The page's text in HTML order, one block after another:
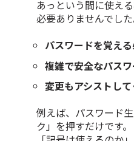
あっという間に使え
必要ありませんでした
パスワードを覚え
複雑で安全なパス
変更もアシストして
例えば、パスワード
ク」を押すだけです。